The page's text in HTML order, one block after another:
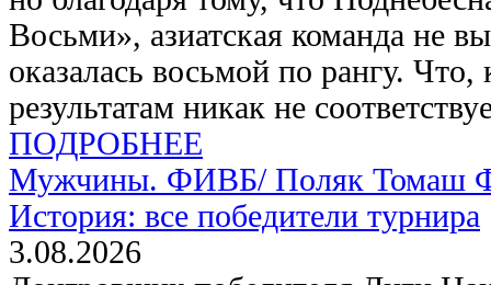
Восьми», азиатская команда не
оказалась восьмой по рангу.
результатам никак не
ПОДРОБНЕЕ
Мужчины. ФИВБ/ Поляк Томаш
История: все победители турнира
3.08.2026